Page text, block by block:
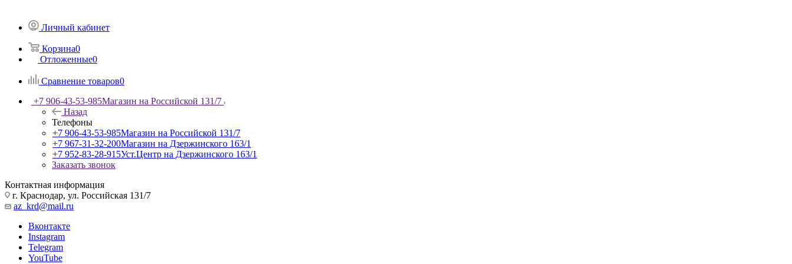
Личный кабинет
Корзина0
Отложенные0
Сравнение товаров0
+7 906-43-53-985Магазин на Российской 131/7
Назад
Телефоны
+7 906-43-53-985Магазин на Российской 131/7
+7 967-31-32-200Магазин на Дзержинского 163/1
+7 952-83-28-915Уст.Центр на Дзержинского 163/1
Заказать звонок
Контактная информация
г. Краснодар, ул. Российская 131/7
az_krd@mail.ru
Вконтакте
Instagram
Telegram
YouTube